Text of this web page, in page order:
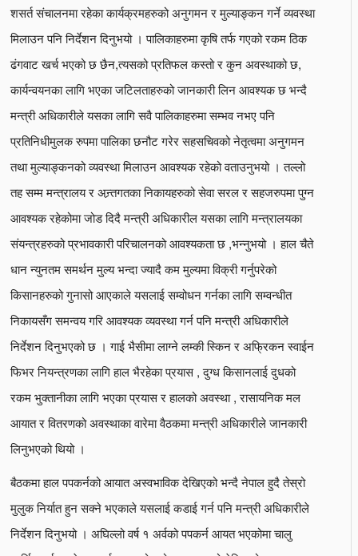
शसर्त संचालनमा रहेका कार्यक्रमहरुको अनुगमन र मुल्याङ्कन गर्ने व्यवस्था
मिलाउन पनि निर्देशन दिनुभयो । पालिकाहरुमा कृषि तर्फ गएको रकम ठिक
ढंगवाट खर्च भएको छ छैन,त्यसको प्रतिफल कस्तो र कुन अवस्थाको छ,
कार्यन्वयनका लागि भएका जटिलताहरुको जानकारी लिन आवश्यक छ भन्दै
मन्त्री अधिकारीले यसका लागि सवै पालिकाहरुमा सम्भव नभए पनि
प्रतिनिधीमुलक रुपमा पालिका छनौट गरेर सहसचिवको नेतृत्वमा अनुगमन
तथा मुल्याङ्कनको व्यवस्था मिलाउन आवश्यक रहेको वताउनुभयो । तल्लो
तह सम्म मन्त्रालय र अन्र्तगतका निकायहरुको सेवा सरल र सहजरुपमा पुग्न
आवश्यक रहेकोमा जोड दिदै मन्त्री अधिकारील यसका लागि मन्त्रालयका
संयन्त्रहरुको प्रभावकारी परिचालनको आवश्यकता छ ,भन्नुभयो । हाल चैते
धान न्युनतम समर्थन मुल्य भन्दा ज्यादै कम मुल्यमा विक्री गर्नुपरेको
किसानहरुको गुनासो आएकाले यसलाई सम्वोधन गर्नका लागि सम्वन्धीत
निकायसँग समन्वय गरि आवश्यक व्यवस्था गर्न पनि मन्त्री अधिकारीले
निर्देशन दिनुभएको छ । गाई भैसीमा लाग्ने लम्की स्किन र अफ्रिकन स्वाईन
फिभर नियन्त्रणका लागि हाल भैरहेका प्रयास , दुग्ध किसानलाई दुधको
रकम भुक्तानीका लागि भएका प्रयास र हालको अवस्था , रासायनिक मल
आयात र वितरणको अवस्थाका वारेमा वैठकमा मन्त्री अधिकारीले जानकारी
लिनुभएको थियो ।
बैठकमा हाल पपकर्नको आयात अस्वभाविक देखिएको भन्दै नेपाल हुदै तेस्रो
मुलुक निर्यात हुन सक्ने भएकाले यसलाई कडाई गर्न पनि मन्त्री अधिकारीले
निर्देशन दिनुभयो । अघिल्लो वर्ष १ अर्वको पपकर्न आयत भएकोमा चालु